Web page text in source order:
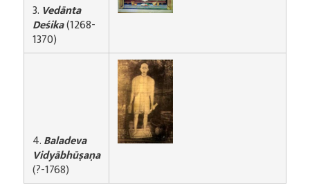
3. Vedānta
Deśika(1268-
1370)
4.Baladeva
Vidyābhūṣaṇa
(?-1768)